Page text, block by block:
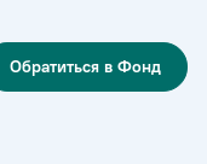
Обратиться в Фонд